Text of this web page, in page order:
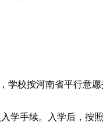
校按河南省平行意愿
学手续。入学后，按